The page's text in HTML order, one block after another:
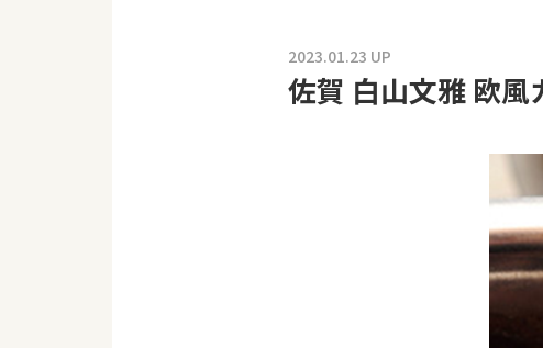
2023.01.23 UP
佐賀 白山文雅 欧風